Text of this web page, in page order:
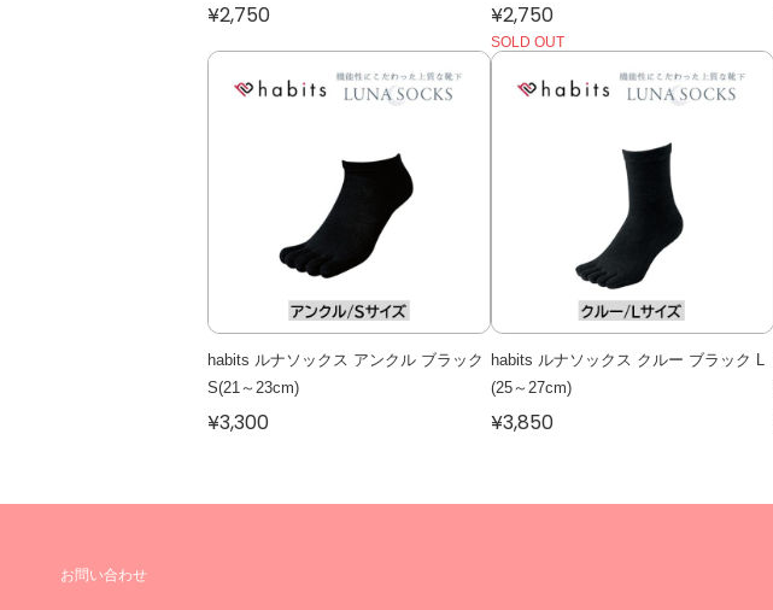
¥2,750 ¥2,750
SOLD OUT
habits ルナソックス アンクル ブラック
S(21～23cm)
¥3,300
habits ルナソックス クルー ブラック L
(25～27cm)
¥3,850
お問い合わせ